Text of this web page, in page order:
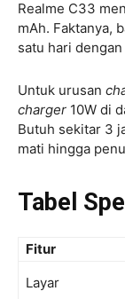
Realme C33
mAh. Faktanya,
satu hari
Untuk urusan
charger 10W di
Butuh sekitar 3
mati hingga
Tabel
Fitur
Layar